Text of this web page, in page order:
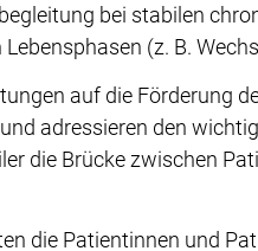
bei stabilen
(z. B.
auf die Förderung
adressieren den
die Brücke zwischen
die Patientinnen und